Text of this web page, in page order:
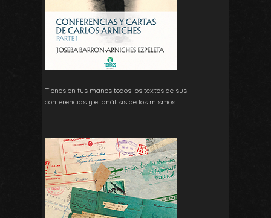
Tienes en tus manos todos los textos de sus
conferencias y el análisis de los mismos.